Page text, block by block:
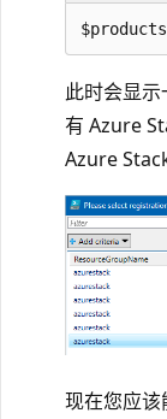
此时会显
有 Azure
Azure
现在您应